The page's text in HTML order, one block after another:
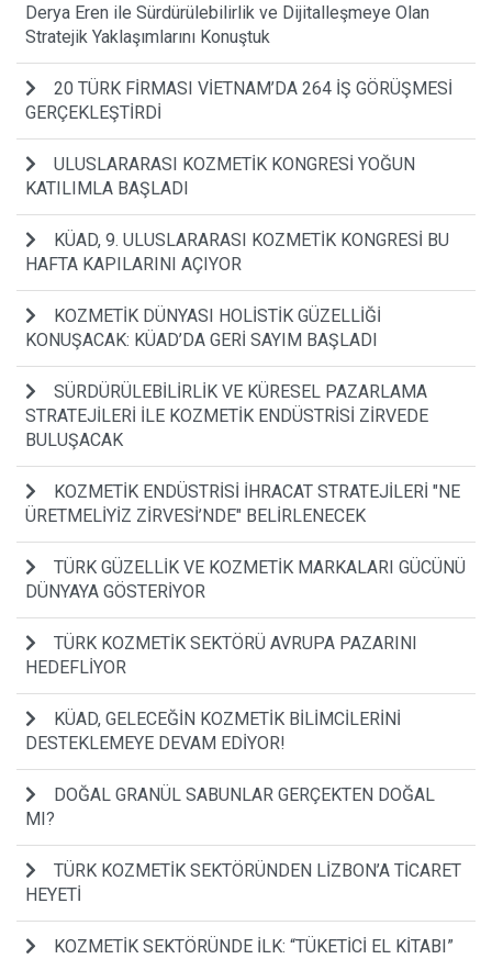
Derya Eren ile Sürdürülebilirlik ve Dijitalleşmeye Olan
Stratejik Yaklaşımlarını Konuştuk
20 TÜRK FİRMASI VİETNAM’DA 264 İŞ GÖRÜŞMESİ
GERÇEKLEŞTİRDİ
ULUSLARARASI KOZMETİK KONGRESİ YOĞUN
KATILIMLA BAŞLADI
KÜAD, 9. ULUSLARARASI KOZMETİK KONGRESİ BU
HAFTA KAPILARINI AÇIYOR
KOZMETİK DÜNYASI HOLİSTİK GÜZELLİĞİ
KONUŞACAK: KÜAD’DA GERİ SAYIM BAŞLADI
SÜRDÜRÜLEBİLİRLİK VE KÜRESEL PAZARLAMA
STRATEJİLERİ İLE KOZMETİK ENDÜSTRİSİ ZİRVEDE
BULUŞACAK
KOZMETİK ENDÜSTRİSİ İHRACAT STRATEJİLERİ "NE
ÜRETMELİYİZ ZİRVESİ’NDE" BELİRLENECEK
TÜRK GÜZELLİK VE KOZMETİK MARKALARI GÜCÜNÜ
DÜNYAYA GÖSTERİYOR
TÜRK KOZMETİK SEKTÖRÜ AVRUPA PAZARINI
HEDEFLİYOR
KÜAD, GELECEĞİN KOZMETİK BİLİMCİLERİNİ
DESTEKLEMEYE DEVAM EDİYOR!
DOĞAL GRANÜL SABUNLAR GERÇEKTEN DOĞAL
MI?
TÜRK KOZMETİK SEKTÖRÜNDEN LİZBON’A TİCARET
HEYETİ
KOZMETİK SEKTÖRÜNDE İLK: “TÜKETİCİ EL KİTABI”